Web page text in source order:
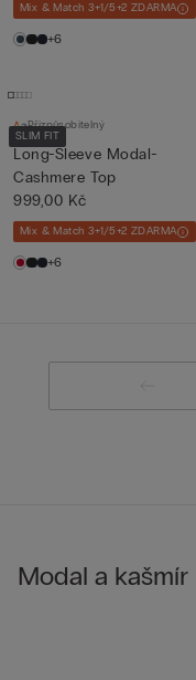
Mix & Match 3+1/5+2 ZDARMA
+6
SLIM FIT
Přizpůsobitelný
Long-Sleeve Modal-
Cashmere Top
999,00 Kč
Mix & Match 3+1/5+2 ZDARMA
+6
Modal a kašmír